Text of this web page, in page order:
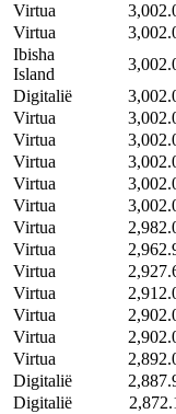
Virtua
Virtua
Ibisha
Island
Digitalië
Virtua
Virtua
Virtua
Virtua
Virtua
Virtua
Virtua
Virtua
Virtua
Virtua
Virtua
Virtua
Digitalië
Digitalië